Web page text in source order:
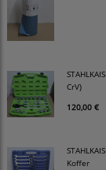
CrV)
120,00 €
Koffer